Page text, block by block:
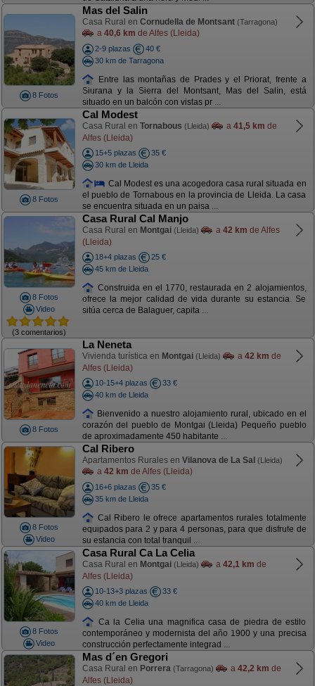
8 Fotos
Mas del Salin
Casa Rural en Cornudella de Montsant (Tarragona)
a 40,6 km de Alfes (Lleida)
2-9 plazas
40 €
30 km de Tarragona
Entre las montañas de Prades y el Priorat, frente a
Siurana y la Sierra del Montsant, Mas del Salín, está
situado en un balcón con vistas pr ...
8 Fotos
Cal Modest
Casa Rural en Tornabous (Lleida) a 41,5 km de
Alfes (Lleida)
15+5 plazas
35 €
30 km de Lleida
Cal Modest es una acogedora casa rural situada en
el pueblo de Tornabous en la provincia de Lleida. La casa
se encuentra situada en un paisa ...
8 Fotos
Video
(3 comentarios)
Casa Rural Cal Manjo
Casa Rural en Montgai (Lleida) a 42 km de Alfes
(Lleida)
18+4 plazas
25 €
45 km de Lleida
Construida en el 1770, restaurada en 2 alojamientos,
ofrece la mejor calidad de vida durante su estancia. Se
sitúa cerca de Balaguer, capita ...
8 Fotos
La Neneta
Vivienda turística en Montgai (Lleida) a 42 km de
Alfes (Lleida)
10-15+4 plazas
33 €
40 km de Lleida
Bienvenido a nuestro alojamiento rural, ubicado en el
corazón del pueblo de Montgai (Lleida) Pequeño pueblo
de aproximadamente 450 habitante ...
8 Fotos
Video
Cal Ribero
Apartamentos Rurales en Vilanova de La Sal (Lleida)
a 42 km de Alfes (Lleida)
16+6 plazas
35 €
35 km de Lleida
Cal Ribero le ofrece apartamentos rurales totalmente
equipados para 2 y para 4 personas, para que disfrute de
su estancia con total tranquil ...
8 Fotos
Video
Casa Rural Ca La Celia
Casa Rural en Montgai (Lleida) a 42,1 km de
Alfes (Lleida)
10-13+3 plazas
33 €
40 km de Lleida
Ca la Celia una magnifica casa de piedra de estilo
contemporáneo y modernista del año 1900 y una precisa
construcción perfectamente integrad ...
Mas d´en Gregori
Casa Rural en Porrera (Tarragona) a 42,2 km de
Alfes (Lleida)